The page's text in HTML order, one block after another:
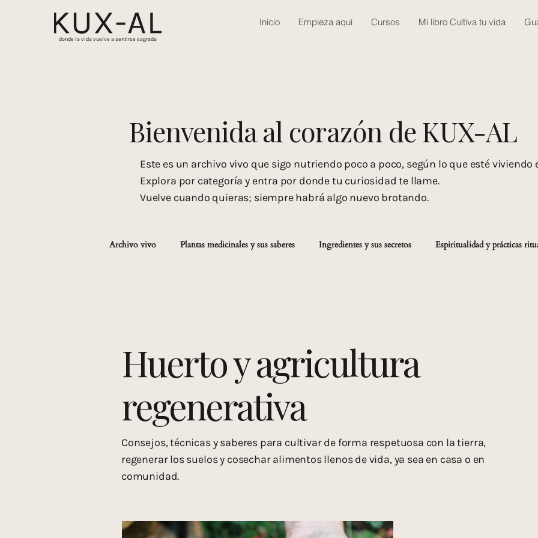
donde la vida vuelve a sentirse sagrada
Inicio Empieza aquí Cursos Mi libro Cultiva tu vida
Bienvenida al corazón de KUX-AL
Este es un archivo vivo que sigo nutriendo poco a poco, según lo que esté viviendo
Explora por categoría y entra por donde tu curiosidad te llame.
Vuelve cuando quieras; siempre habrá algo nuevo brotando.
Archivo vivo Plantas medicinales y sus saberes Ingredientes y sus secretos Espiritualidad y prácticas
Huerto y agricultura
regenerativa
Consejos, técnicas y saberes para cultivar de forma respetuosa con la tierra,
regenerar los suelos y cosechar alimentos llenos de vida, ya sea en casa o en
comunidad.